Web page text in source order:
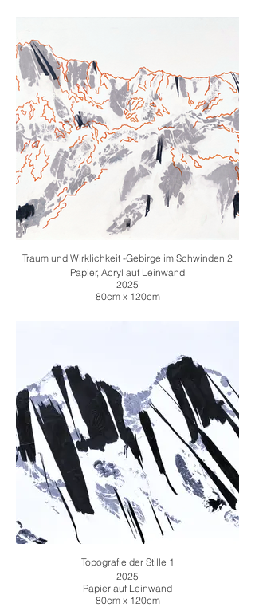
Traum und Wirklichkeit -Gebirge im Schwinden 2
Papier, Acryl auf Leinwand
2025
80cm x 120cm
Topografie der Stille 1
2025
Papier auf Leinwand
80cm x 120cm